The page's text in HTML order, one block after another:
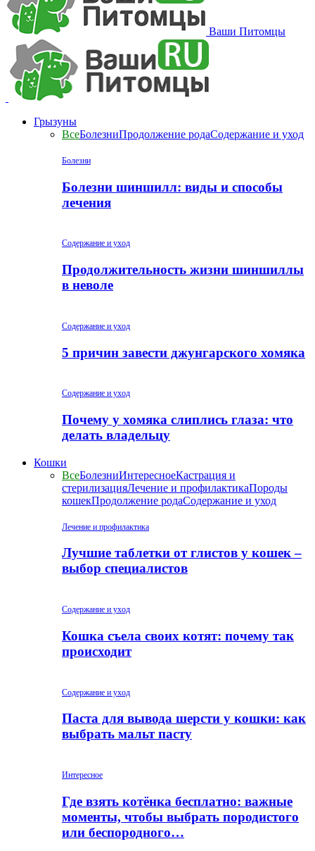
Ваши Питомцы
Грызуны
ВсеБолезниПродолжение родаСодержание и уход
Болезни
Болезни шиншилл: виды и способы
лечения
Содержание и уход
Продолжительность жизни шиншиллы
в неволе
Содержание и уход
5 причин завести джунгарского хомяка
Содержание и уход
Почему у хомяка слиплись глаза: что
делать владельцу
Кошки
ВсеБолезниИнтересноеКастрация и
стерилизацияЛечение и профилактикаПороды
кошекПродолжение родаСодержание и уход
Лечение и профилактика
Лучшие таблетки от глистов у кошек –
выбор специалистов
Содержание и уход
Кошка съела своих котят: почему так
происходит
Содержание и уход
Паста для вывода шерсти у кошки: как
выбрать мальт пасту
Интересное
Где взять котёнка бесплатно: важные
моменты, чтобы выбрать породистого
или беспородного…